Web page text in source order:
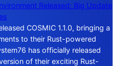
Released: Big Update
COSMIC 1.1.0, bringing a
to their Rust-powered
has officially released
of their exciting Rust-